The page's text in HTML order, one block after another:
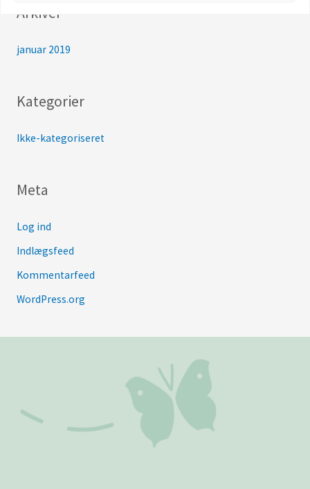
Arkiver
januar 2019
Kategorier
Ikke-kategoriseret
Meta
Log ind
Indlægsfeed
Kommentarfeed
WordPress.org